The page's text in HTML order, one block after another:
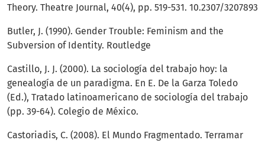
Theory. Theatre Journal, 40(4), pp. 519-531. 10.2307/3207893
Butler, J. (1990). Gender Trouble: Feminism and the
Subversion of Identity. Routledge
Castillo, J. J. (2000). La sociología del trabajo hoy: la
genealogía de un paradigma. En E. De la Garza Toledo
(Ed.), Tratado latinoamericano de sociología del trabajo
(pp. 39-64). Colegio de México.
Castoriadis, C. (2008). El Mundo Fragmentado. Terramar